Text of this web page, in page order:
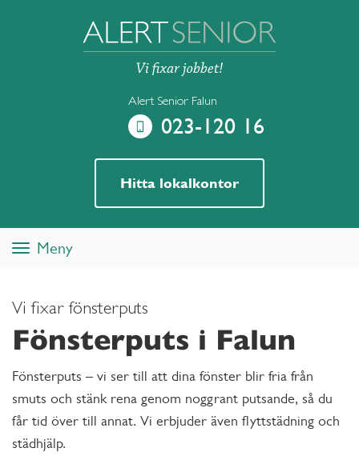
Alert Senior Falun
023-120 16
Hitta lokalkontor
ToggleMeny
Vi fixar fönsterputs
Fönsterputs i Falun
Fönsterputs – vi ser till att dina fönster blir fria från
smuts och stänk rena genom noggrant putsande, så du
får tid över till annat. Vi erbjuder även flyttstädning och
städhjälp.